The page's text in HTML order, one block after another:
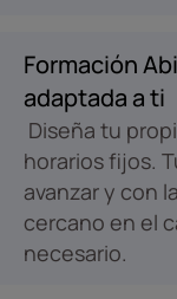
Formación
adaptada a ti
Diseña tu
horarios fijos.
avanzar y con
cercano en el
necesario.